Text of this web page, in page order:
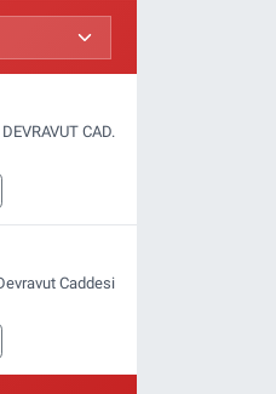
CAD.
Caddesi